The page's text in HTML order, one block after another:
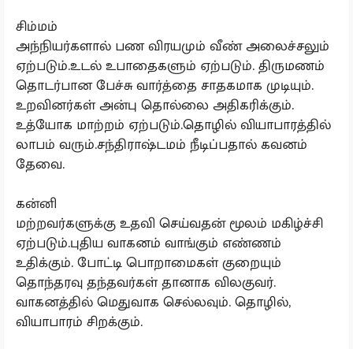
சிம்மம்
அந்நியர்களால் பண விரயமும் வீண் அலைச்சலும்
ஏற்படும்.உடல் உபாதைகளும் ஏற்படும். திருமணம்
தொடர்பான பேச்சு வார்த்தை சாதகமாக முடியும்.
உறவினர்கள் அன்பு தொல்லை அதிகரிக்கும்.
உத்யோக மாற்றம் ஏற்படும்.தொழில் வியாபாரத்தில்
லாபம் வரும்.சந்திராஷ்டமம் நீடிப்பதால் கவனம்
தேவை.
கன்னி
மற்றவர்களுக்கு உதவி செய்வதன் மூலம் மகிழ்ச்சி
ஏற்படும்.புதிய வாகனம் வாங்கும் எண்ணம்
உதிக்கும். போட்டி பொறாமைகள் குறையும்
தொந்தரவு தந்தவர்கள் தானாக விலகுவர்.
வாகனத்தில் மெதுவாக செல்லவும். தொழில்,
வியாபாரம் சிறக்கும்.